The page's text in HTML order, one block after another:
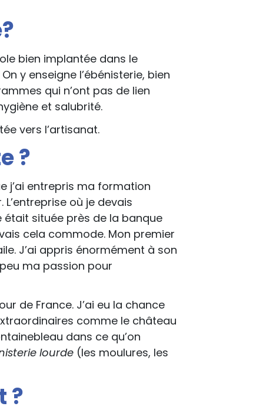
bien implantée dans le
y enseigne l’ébénisterie, bien
qui n’ont pas de lien
et salubrité.
vers l’artisanat.
?
j’ai entrepris ma formation
où je devais
située près de la banque
cela commode. Mon premier
J’ai appris énormément à son
ma passion pour
de France. J’ai eu la chance
comme le château
dans ce qu’on
lourde (les moulures, les
?